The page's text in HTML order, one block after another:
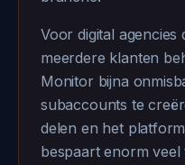
Voor digital agencies
meerdere klanten
Monitor bijna
subaccounts te
delen en het
bespaart enorm